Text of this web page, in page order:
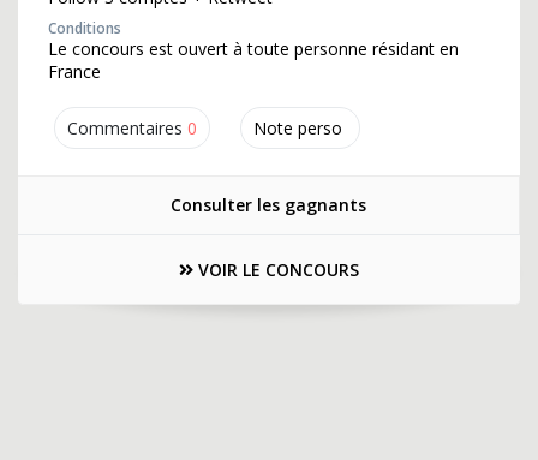
Commentaires 0 Note perso
Conditions
Le concours est ouvert à toute personne résidant en
France
Consulter les gagnants
VOIR LE CONCOURS